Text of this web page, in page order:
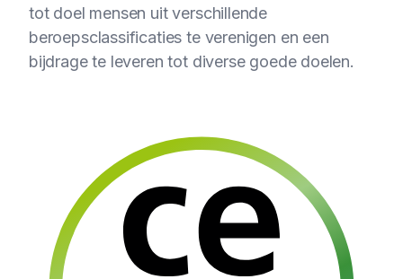
tot doel mensen uit verschillende
beroepsclassificaties te verenigen en een
bijdrage te leveren tot diverse goede doelen.